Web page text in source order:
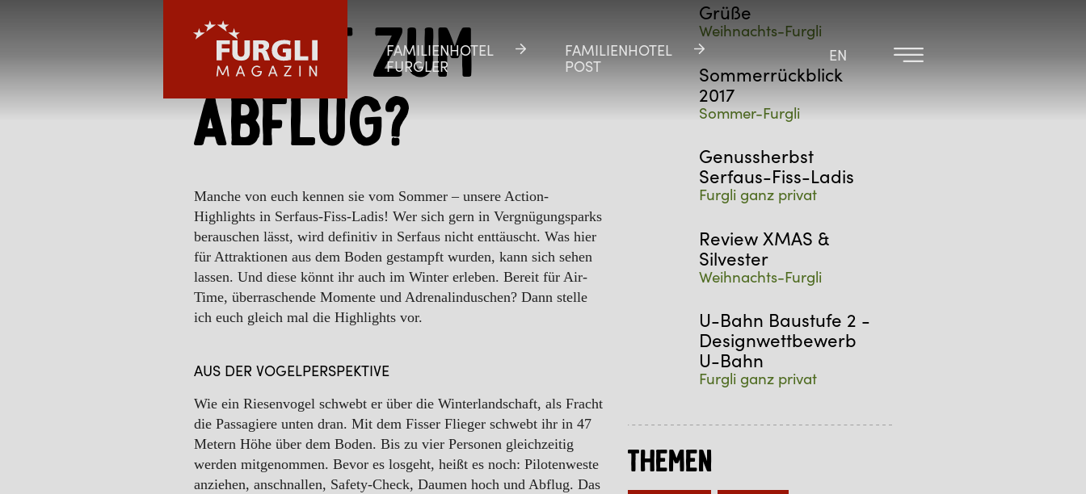
FAMILIENHOTEL
FURGLER
FAMILIENHOTEL
POST
EN
FAMILIENHOTEL
FURGLER
FAMILIENHOTEL
POST
EN
FURGLI HOTELS
KINDER
SOMMER
WINTER
Bereit zum
Abflug?
Manche von euch kennen sie vom Sommer – unsere Action-
Highlights in Serfaus-Fiss-Ladis! Wer sich gern in Vergnügungsparks
berauschen lässt, wird definitiv in Serfaus nicht enttäuscht. Was hier
für Attraktionen aus dem Boden gestampft wurden, kann sich sehen
lassen. Und diese könnt ihr auch im Winter erleben. Bereit für Air-
Time, überraschende Momente und Adrenalinduschen? Dann stelle
ich euch gleich mal die Highlights vor.
AUS DER VOGELPERSPEKTIVE
Wie ein Riesenvogel schwebt er über die Winterlandschaft, als Fracht
die Passagiere unten dran. Mit dem Fisser Flieger schwebt ihr in 47
Metern Höhe über dem Boden. Bis zu vier Personen gleichzeitig
werden mitgenommen. Bevor es losgeht, heißt es noch: Pilotenweste
anziehen, anschnallen, Safety-Check, Daumen hoch und Abflug. Das
Grüße
Weihnachts-Furgli
Sommerrückblick
2017
Sommer-Furgli
Genussherbst
Serfaus-Fiss-Ladis
Furgli ganz privat
Review XMAS &
Silvester
Weihnachts-Furgli
U-Bahn Baustufe 2 -
Designwettbewerb
U-Bahn
Furgli ganz privat
Themen